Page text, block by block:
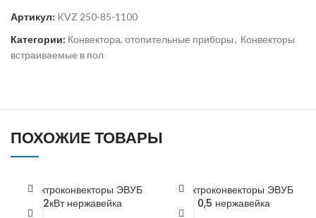
Артикул: KVZ 250-85-1100
Категории: Конвектора, отопительные приборы, Конвекторы
встраиваемые в пол
ПОХОЖИЕ ТОВАРЫ
Электроконвекторы ЭВУБ
2кВт нержавейка
Электроконвекторы ЭВУБ
0,5 нержавейка